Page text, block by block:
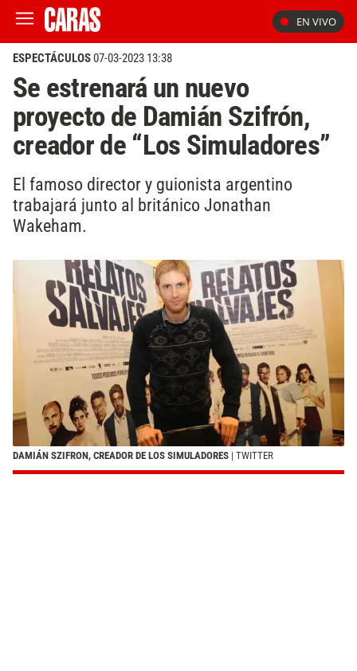
EN VIVO
ESPECTÁCULOS07-03-2023 13:38
Se estrenará un nuevo
proyecto de Damián Szifrón,
creador de “Los Simuladores”
El famoso director y guionista argentino
trabajará junto al británico Jonathan
Wakeham.
DAMIÁN SZIFRON, CREADOR DE LOS SIMULADORES | TWITTER